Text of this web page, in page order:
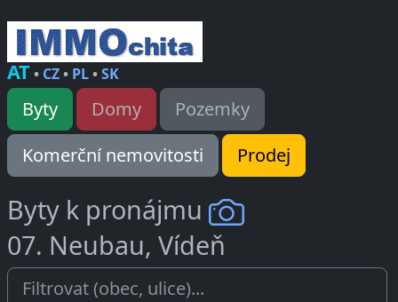
AT• CZ• PL•SK
Byty Domy
Pozemky
Komerční nemovitosti
Prodej
Byty k pronájmu
07. Neubau, Vídeň